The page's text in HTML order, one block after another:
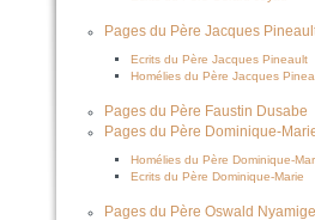
Pages du Père Jacques
Ecrits du Père Jacques Pineault
Homélies du Père Jacques
Pages du Père Faustin Dusabe
Pages du Père Dominique-
Homélies du Père Dominique-
Ecrits du Père Dominique-Marie
Pages du Père Oswald